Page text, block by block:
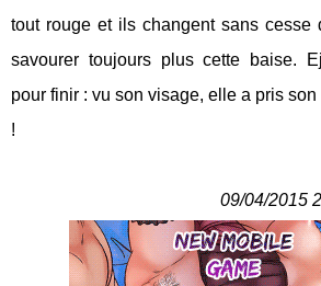
tout rouge et ils changent sans cesse
savourer toujours plus cette baise.
pour finir : vu son visage, elle a pris
!
09/04/2015